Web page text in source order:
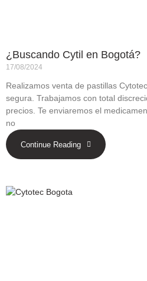
¿Buscando Cytil en Bogotá?
17/08/2024
Realizamos venta de pastillas
segura. Trabajamos con total
precios. Te enviaremos el
no
Continue Reading